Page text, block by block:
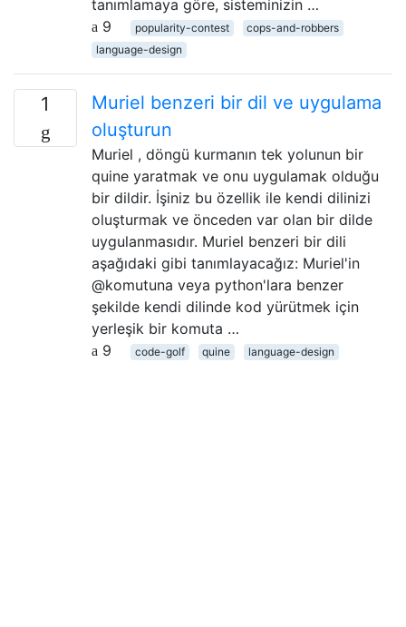
tanımlamaya göre, sisteminizin …
9
popularity-contest
cops-and-robbers
language-design
1
Muriel benzeri bir dil ve uygulama
oluşturun
Muriel , döngü kurmanın tek yolunun bir
quine yaratmak ve onu uygulamak olduğu
bir dildir. İşiniz bu özellik ile kendi dilinizi
oluşturmak ve önceden var olan bir dilde
uygulanmasıdır. Muriel benzeri bir dili
aşağıdaki gibi tanımlayacağız: Muriel'in
@komutuna veya python'lara benzer
şekilde kendi dilinde kod yürütmek için
yerleşik bir komuta …
9
code-golf quine language-design